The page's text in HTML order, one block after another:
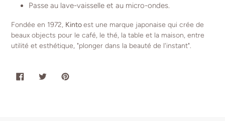
Passe au lave-vaisselle et au micro-ondes.
Fondée en 1972, Kintoest une marque japonaise qui crée de
beaux objects pour le café, le thé, la table et la maison, entre
utilité et esthétique, "plonger dans la beauté de l'instant".
PARTAGERTWEETER